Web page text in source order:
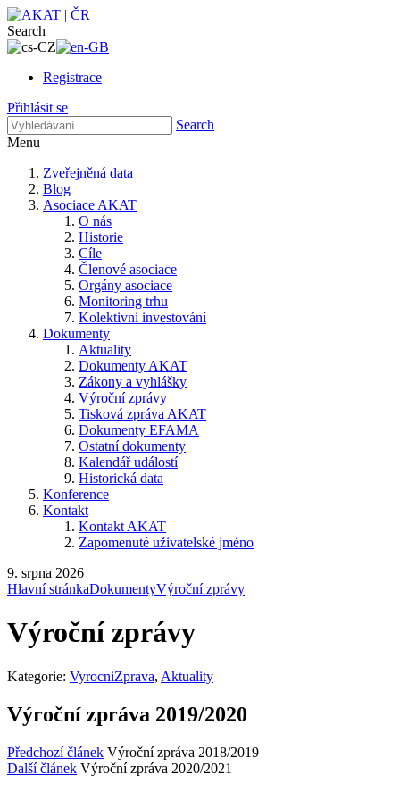
Search
Registrace
Přihlásit se
Search
Menu
Zveřejněná data
Blog
Asociace AKAT
O nás
Historie
Cíle
Členové asociace
Orgány asociace
Monitoring trhu
Kolektivní investování
Dokumenty
Aktuality
Dokumenty AKAT
Zákony a vyhlášky
Výroční zprávy
Tisková zpráva AKAT
Dokumenty EFAMA
Ostatní dokumenty
Kalendář událostí
Historická data
Konference
Kontakt
Kontakt AKAT
Zapomenuté uživatelské jméno
9. srpna 2026
Hlavní stránkaDokumentyVýroční zprávy
Výroční zprávy
Kategorie: VyrocniZprava, Aktuality
Výroční zpráva 2019/2020
Předchozí článek Výroční zpráva 2018/2019
Další článek Výroční zpráva 2020/2021